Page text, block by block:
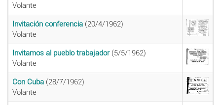
Volante
Invitación conferencia (20/4/1962)
Volante
Invitamos al pueblo trabajador(5/5/1962)
Volante
Con Cuba (28/7/1962)
Volante